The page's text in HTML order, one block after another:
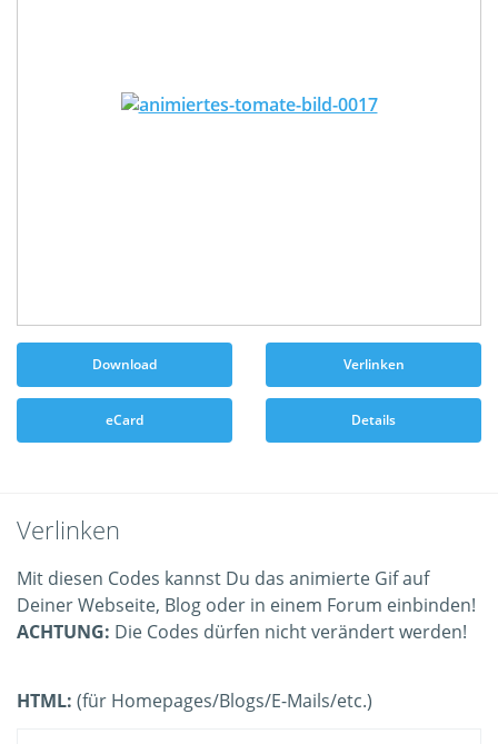
Download Verlinken
eCard Details
Verlinken
Mit diesen Codes kannst Du das animierte Gif auf
Deiner Webseite, Blog oder in einem Forum einbinden!
ACHTUNG: Die Codes dürfen nicht verändert werden!
HTML: (für Homepages/Blogs/E-Mails/etc.)